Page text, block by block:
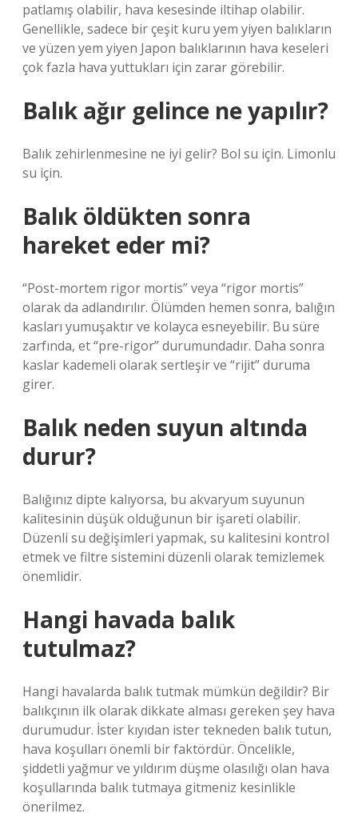
patlamış olabilir, hava kesesinde iltihap olabilir.
Genellikle, sadece bir çeşit kuru yem yiyen balıkların
ve yüzen yem yiyen Japon balıklarının hava keseleri
çok fazla hava yuttukları için zarar görebilir.
Balık ağır gelince ne yapılır?
Balık zehirlenmesine ne iyi gelir? Bol su için. Limonlu
su için.
Balık öldükten sonra
hareket eder mi?
“Post-mortem rigor mortis” veya “rigor mortis”
olarak da adlandırılır. Ölümden hemen sonra, balığın
kasları yumuşaktır ve kolayca esneyebilir. Bu süre
zarfında, et “pre-rigor” durumundadır. Daha sonra
kaslar kademeli olarak sertleşir ve “rijit” duruma
girer.
Balık neden suyun altında
durur?
Balığınız dipte kalıyorsa, bu akvaryum suyunun
kalitesinin düşük olduğunun bir işareti olabilir.
Düzenli su değişimleri yapmak, su kalitesini kontrol
etmek ve filtre sistemini düzenli olarak temizlemek
önemlidir.
Hangi havada balık
tutulmaz?
Hangi havalarda balık tutmak mümkün değildir? Bir
balıkçının ilk olarak dikkate alması gereken şey hava
durumudur. İster kıyıdan ister tekneden balık tutun,
hava koşulları önemli bir faktördür. Öncelikle,
şiddetli yağmur ve yıldırım düşme olasılığı olan hava
koşullarında balık tutmaya gitmeniz kesinlikle
önerilmez.